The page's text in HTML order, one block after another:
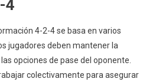
4
4-2-4 se basa en varios
jugadores deben mantener la
opciones de pase del oponente.
colectivamente para asegurar